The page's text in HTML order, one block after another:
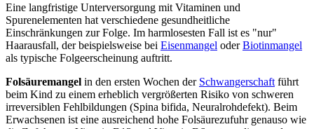
Eine langfristige Unterversorgung mit Vitaminen und
Spurenelementen hat verschiedene gesundheitliche
Einschränkungen zur Folge. Im harmlosesten Fall ist es "nur"
Haarausfall, der beispielsweise bei Eisenmangel oderBiotinmangel
als typische Folgeerscheinung auftritt.
Folsäuremangel in den ersten Wochen der Schwangerschaft führt
beim Kind zu einem erheblich vergrößerten Risiko von schweren
irreversiblen Fehlbildungen (Spina bifida, Neuralrohdefekt). Beim
Erwachsenen ist eine ausreichend hohe Folsäurezufuhr genauso wie